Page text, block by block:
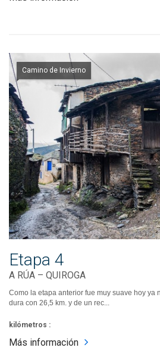
Camino de Invierno
Etapa 4
A RÚA – QUIROGA
Como la etapa anterior fue muy suave hoy ya
dura con 26,5 km. y de un rec...
kilómetros :
Más información